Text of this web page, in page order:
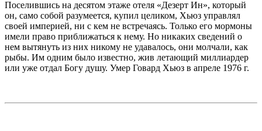
Поселившись на десятом этаже отеля «Дезерт Ин», который
он, само собой разумеется, купил целиком, Хьюз управлял
своей империей, ни с кем не встречаясь. Только его мормоны
имели право приближаться к нему. Но никаких сведений о
нем вытянуть из них никому не удавалось, они молчали, как
рыбы. Им одним было известно, жив летающий миллиардер
или уже отдал Богу душу. Умер Говард Хьюз в апреле 1976 г.